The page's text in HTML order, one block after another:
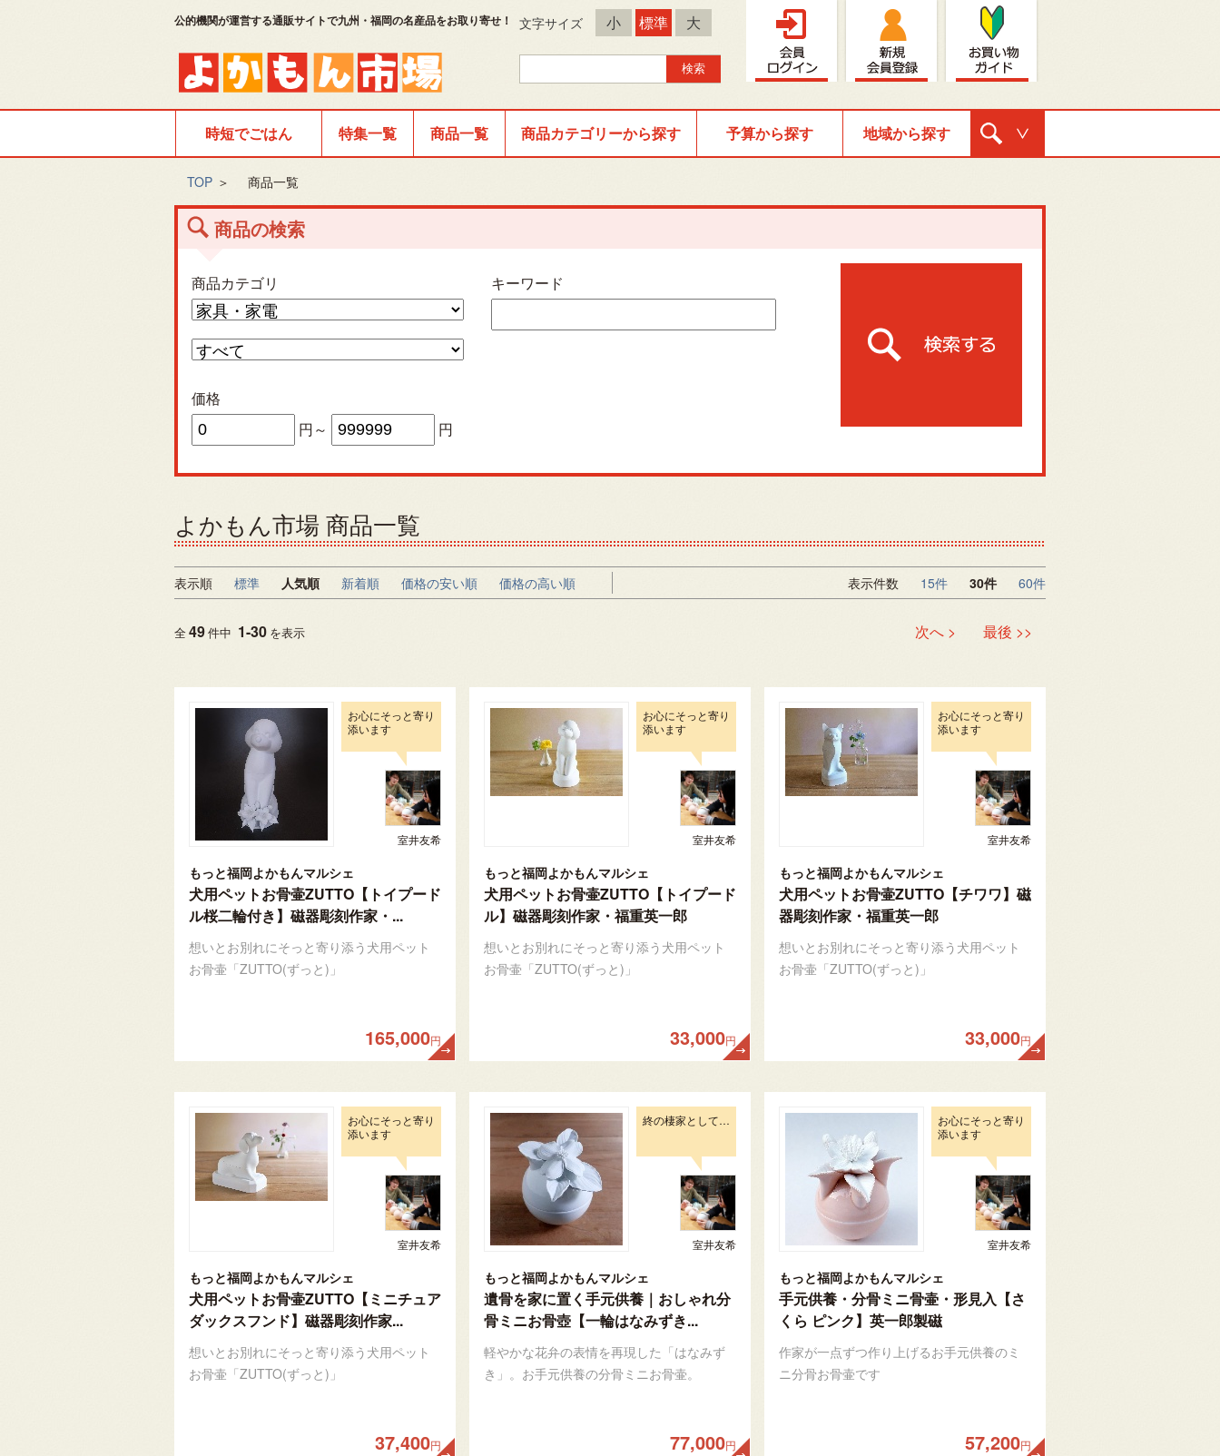
公的機関が運営する通販サイトで九州・福岡の名産品をお取り寄せ！ 文字サイズ 小 標準 大
時短でごはん 特集一覧 商品一覧 商品カテゴリーから探す 予算から探す 地域から探す
TOP ＞ 商品一覧
商品の検索
商品カテゴリ キーワード
価格
円～
円
よかもん市場 商品一覧
表示順 標準 人気順 新着順 価格の安い順 価格の高い順 表示件数 15件 30件 60件
全49件中 1-30 を表示 次へ > 最後 >>
お心にそっと寄り
添います
室井友希
もっと福岡よかもんマルシェ
犬用ペットお骨壷ZUTTO【トイプード
ル桜二輪付き】磁器彫刻作家・...
想いとお別れにそっと寄り添う犬用ペット
お骨壷「ZUTTO(ずっと)」
165,000円
お心にそっと寄り
添います
室井友希
もっと福岡よかもんマルシェ
犬用ペットお骨壷ZUTTO【トイプード
ル】磁器彫刻作家・福重英一郎
想いとお別れにそっと寄り添う犬用ペット
お骨壷「ZUTTO(ずっと)」
33,000円
お心にそっと寄り
添います
室井友希
もっと福岡よかもんマルシェ
犬用ペットお骨壷ZUTTO【チワワ】磁
器彫刻作家・福重英一郎
想いとお別れにそっと寄り添う犬用ペット
お骨壷「ZUTTO(ずっと)」
33,000円
お心にそっと寄り
添います
室井友希
もっと福岡よかもんマルシェ
犬用ペットお骨壷ZUTTO【ミニチュア
ダックスフンド】磁器彫刻作家...
想いとお別れにそっと寄り添う犬用ペット
お骨壷「ZUTTO(ずっと)」
37,400円
終の棲家として…
室井友希
もっと福岡よかもんマルシェ
遺骨を家に置く手元供養｜おしゃれ分
骨ミニお骨壺【一輪はなみずき...
軽やかな花弁の表情を再現した「はなみず
き」。お手元供養の分骨ミニお骨壷。
77,000円
お心にそっと寄り
添います
室井友希
もっと福岡よかもんマルシェ
手元供養・分骨ミニ骨壷・形見入【さ
くら ピンク】英一郎製磁
作家が一点ずつ作り上げるお手元供養のミ
ニ分骨お骨壷です
57,200円